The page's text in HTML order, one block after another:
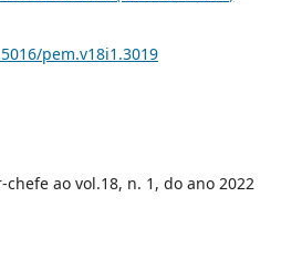
pem.v18i1.3019
ao vol.18, n. 1, do ano 2022